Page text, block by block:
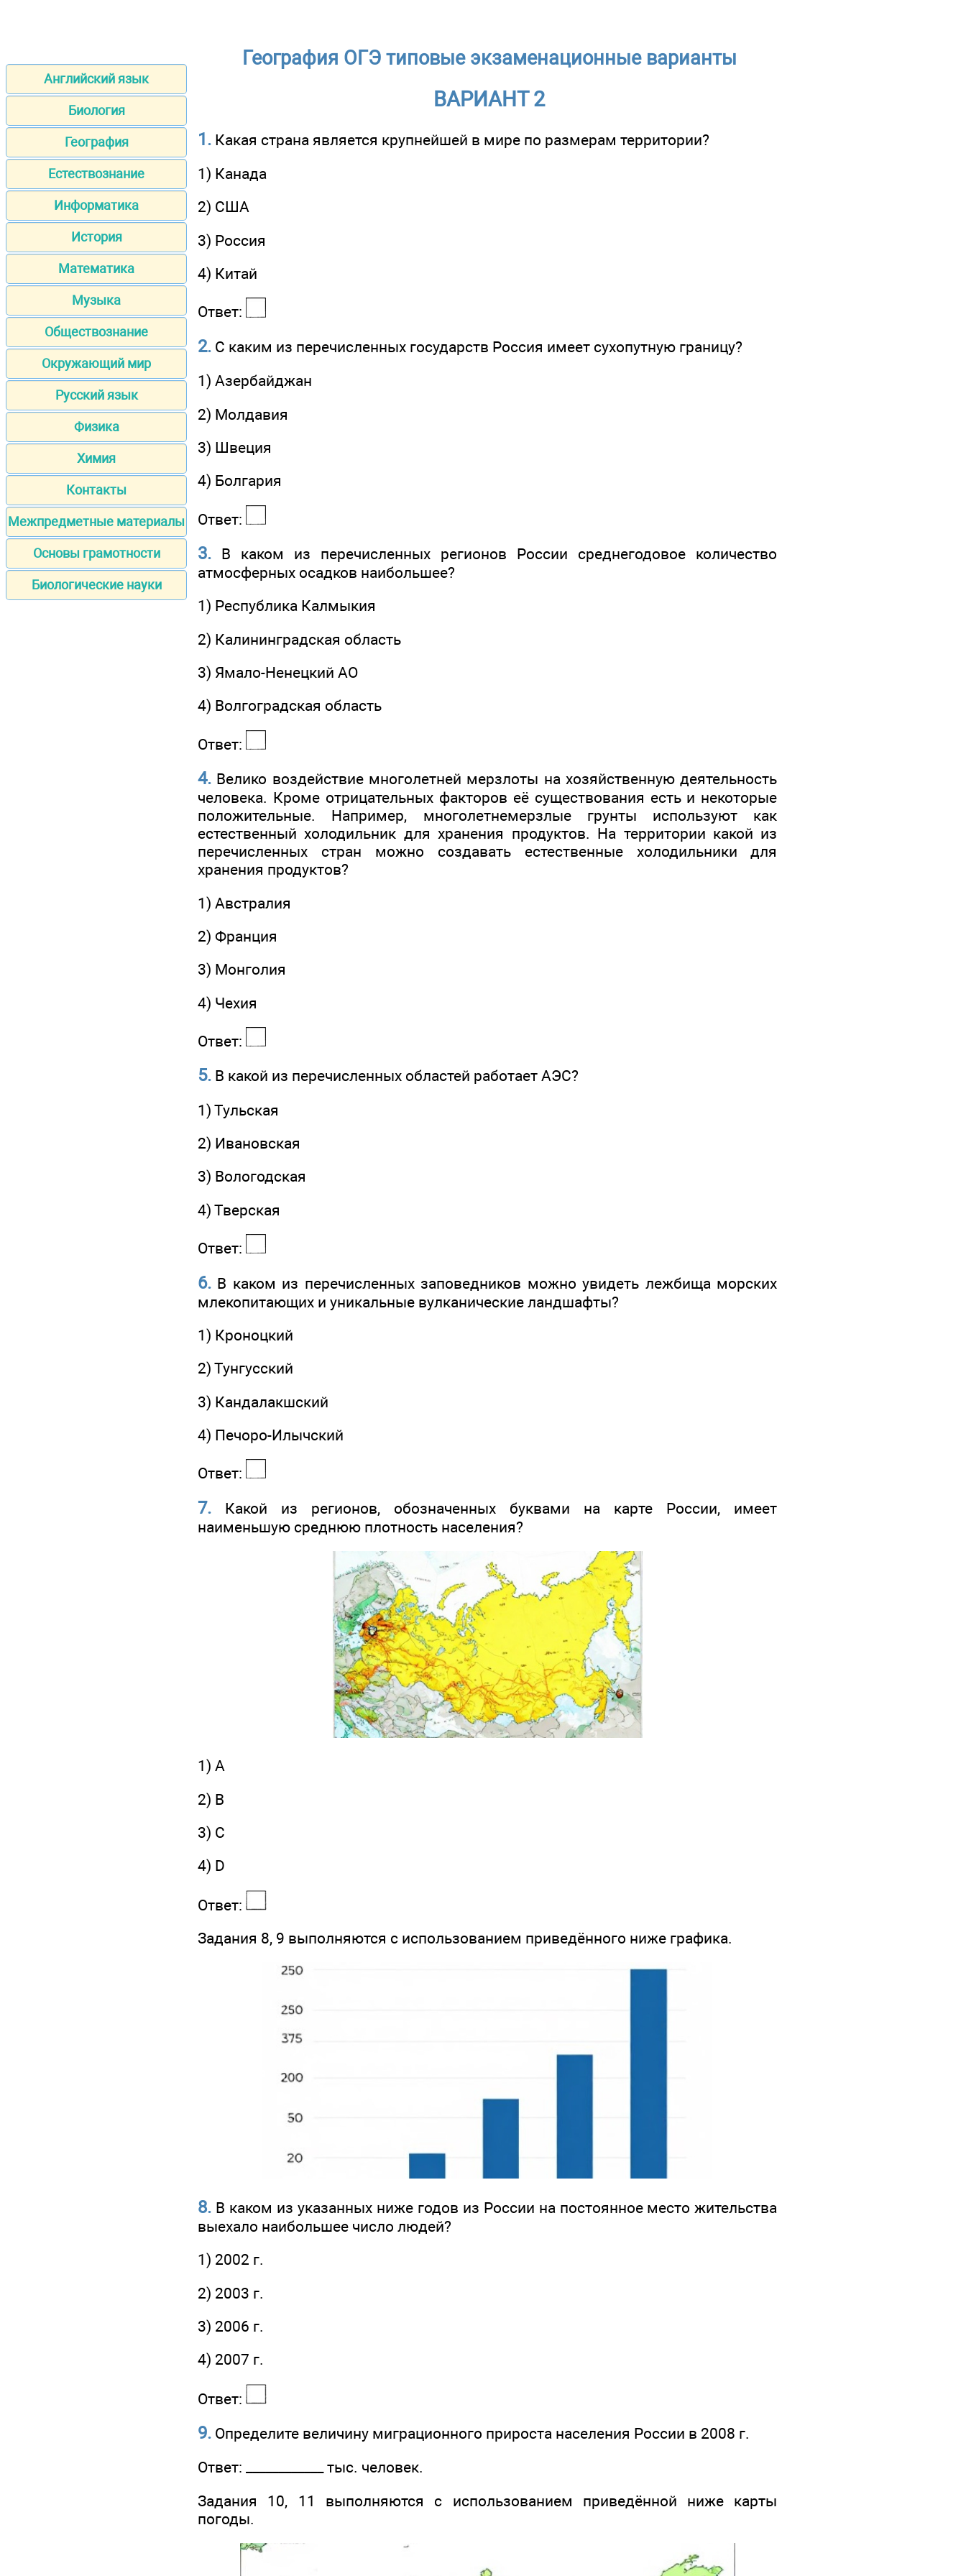
Английский язык
Биология
География
Естествознание
Информатика
История
Математика
Музыка
Обществознание
Окружающий мир
Русский язык
Физика
Химия
Контакты
Межпредметные материалы
Основы грамотности
Биологические науки
География ОГЭ типовые экзаменационные варианты
ВАРИАНТ 2
1. Какая страна является крупнейшей в мире по размерам территории?
1) Канада
2) США
3) Россия
4) Китай
Ответ:
2. С каким из перечисленных государств Россия имеет сухопутную границу?
1) Азербайджан
2) Молдавия
3) Швеция
4) Болгария
Ответ:
3. В каком из перечисленных регионов России среднегодовое количество
атмосферных осадков наибольшее?
1) Республика Калмыкия
2) Калининградская область
3) Ямало-Ненецкий АО
4) Волгоградская область
Ответ:
4. Велико воздействие многолетней мерзлоты на хозяйственную деятельность
человека. Кроме отрицательных факторов её существования есть и некоторые
положительные. Например, многолетнемерзлые грунты используют как
естественный холодильник для хранения продуктов. На территории какой из
перечисленных стран можно создавать естественные холодильники для
хранения продуктов?
1) Австралия
2) Франция
3) Монголия
4) Чехия
Ответ:
5. В какой из перечисленных областей работает АЭС?
1) Тульская
2) Ивановская
3) Вологодская
4) Тверская
Ответ:
6. В каком из перечисленных заповедников можно увидеть лежбища морских
млекопитающих и уникальные вулканические ландшафты?
1) Кроноцкий
2) Тунгусский
3) Кандалакшский
4) Печоро-Илычский
Ответ:
7. Какой из регионов, обозначенных буквами на карте России, имеет
наименьшую среднюю плотность населения?
1) А
2) В
3) С
4) D
Ответ:
Задания 8, 9 выполняются с использованием приведённого ниже графика.
8. В каком из указанных ниже годов из России на постоянное место жительства
выехало наибольшее число людей?
1) 2002 г.
2) 2003 г.
3) 2006 г.
4) 2007 г.
Ответ:
9. Определите величину миграционного прироста населения России в 2008 г.
Ответ: ____________ тыс. человек.
Задания 10, 11 выполняются с использованием приведённой ниже карты
погоды.